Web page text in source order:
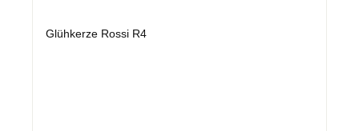
Glühkerze Rossi R4